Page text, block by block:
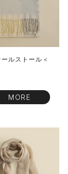
ルストール＜
MORE